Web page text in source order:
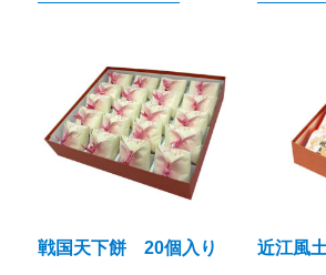
戦国天下餅 20個入り 近江風